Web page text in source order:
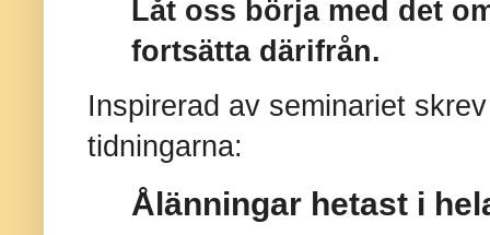
Låt oss börja med det
fortsätta därifrån.
Inspirerad av seminariet
tidningarna:
Ålänningar hetast i